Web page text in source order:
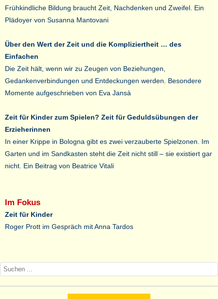
Frühkindliche Bildung braucht Zeit, Nachdenken und Zweifel. Ein
Plädoyer von Susanna Mantovani
Über den Wert der Zeit und die Kompliziertheit … des
Einfachen
Die Zeit hält, wenn wir zu Zeugen von Beziehungen,
Gedankenverbindungen und Entdeckungen werden. Besondere
Momente aufgeschrieben von Eva Jansà
Zeit für Kinder zum Spielen? Zeit für Geduldsübungen der
Erzieherinnen
In einer Krippe in Bologna gibt es zwei verzauberte Spielzonen. Im
Garten und im Sandkasten steht die Zeit nicht still – sie existiert gar
nicht. Ein Beitrag von Beatrice Vitali
Im Fokus
Zeit für Kinder
Roger Prott im Gespräch mit Anna Tardos